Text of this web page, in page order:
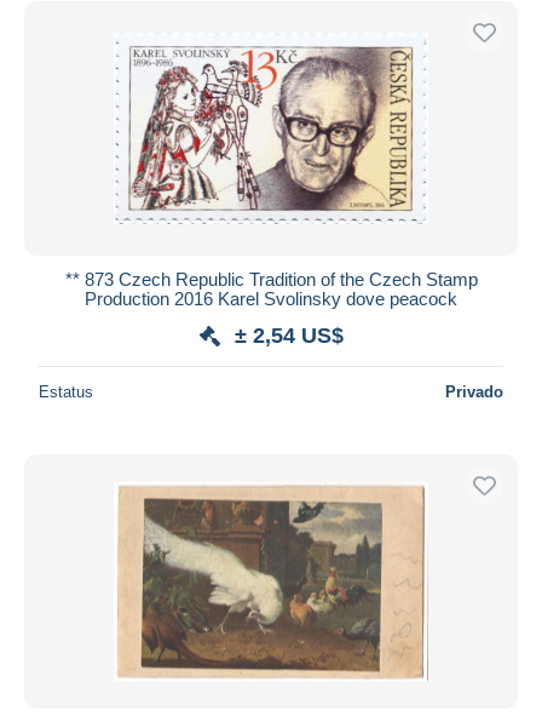
** 873 Czech Republic Tradition of the Czech Stamp
Production 2016 Karel Svolinsky dove peacock
± 2,54 US$
Estatus Privado